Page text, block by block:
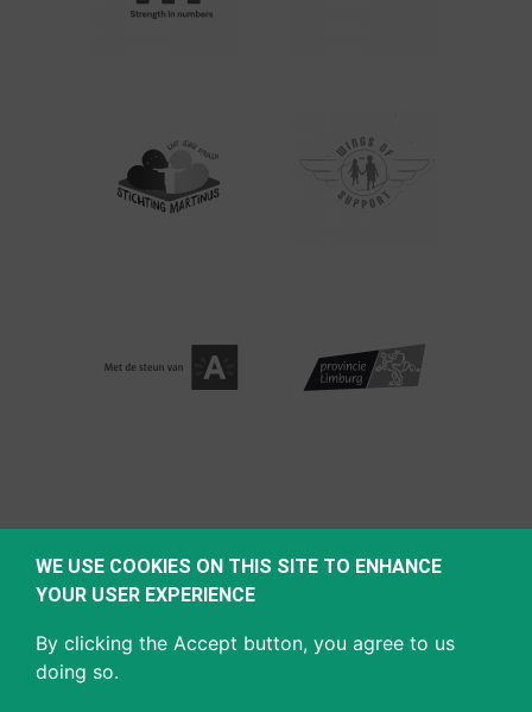
WE USE COOKIES ON THIS SITE TO ENHANCE
YOUR USER EXPERIENCE
By clicking the Accept button, you agree to us
doing so.